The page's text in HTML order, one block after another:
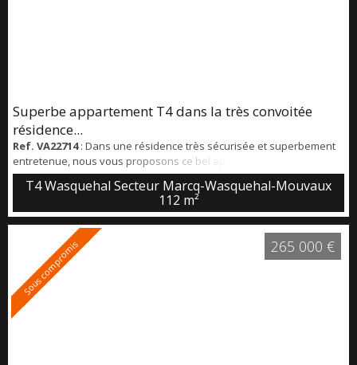
Superbe appartement T4 dans la très convoitée
résidence...
Ref. VA22714: Dans une résidence très sécurisée et superbement
entretenue, nous vous proposons ce bel appartement de 112 m2
entièrement rénové avec goût et disposant d'un beau séjour
lumineux de 33 m2, d'une cuisine entièrement équipée de 12,5 m2
et de 3 belles chambres (16-15 et 11 m2) dont un domaine parents.
Une grand garage et une cave de 5m2 viennent compléter ce bel
ensemble situé à deux p...
T4 Wasquehal Secteur Marcq-Wasquehal-Mouvaux
112 m²
Sous compromis 265 000 €